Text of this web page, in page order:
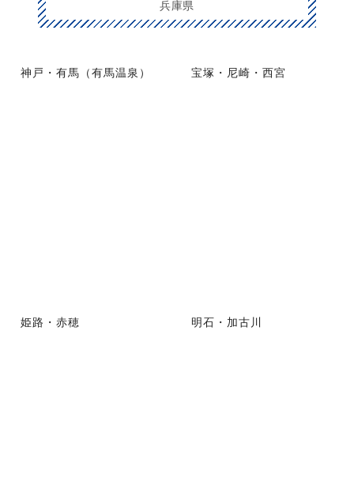
兵庫県
神戸・有馬（有馬温泉） 宝塚・尼崎・西宮
姫路・赤穂 明石・加古川